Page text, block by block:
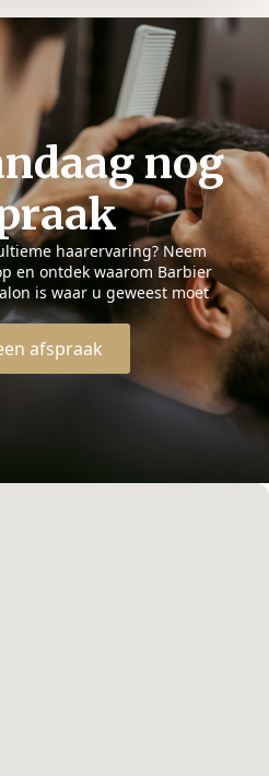
nog
haarervaring? Neem
en ontdek waarom Barbier
is waar u geweest moet
afspraak